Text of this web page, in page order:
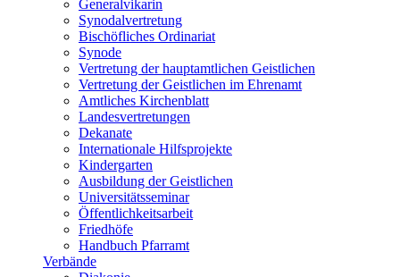
Generalvikarin
Synodalvertretung
Bischöfliches Ordinariat
Synode
Vertretung der hauptamtlichen Geistlichen
Vertretung der Geistlichen im Ehrenamt
Amtliches Kirchenblatt
Landesvertretungen
Dekanate
Internationale Hilfsprojekte
Kindergarten
Ausbildung der Geistlichen
Universitätsseminar
Öffentlichkeitsarbeit
Friedhöfe
Handbuch Pfarramt
Verbände